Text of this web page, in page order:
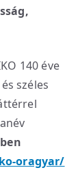
140 éve
széles
oragyar/